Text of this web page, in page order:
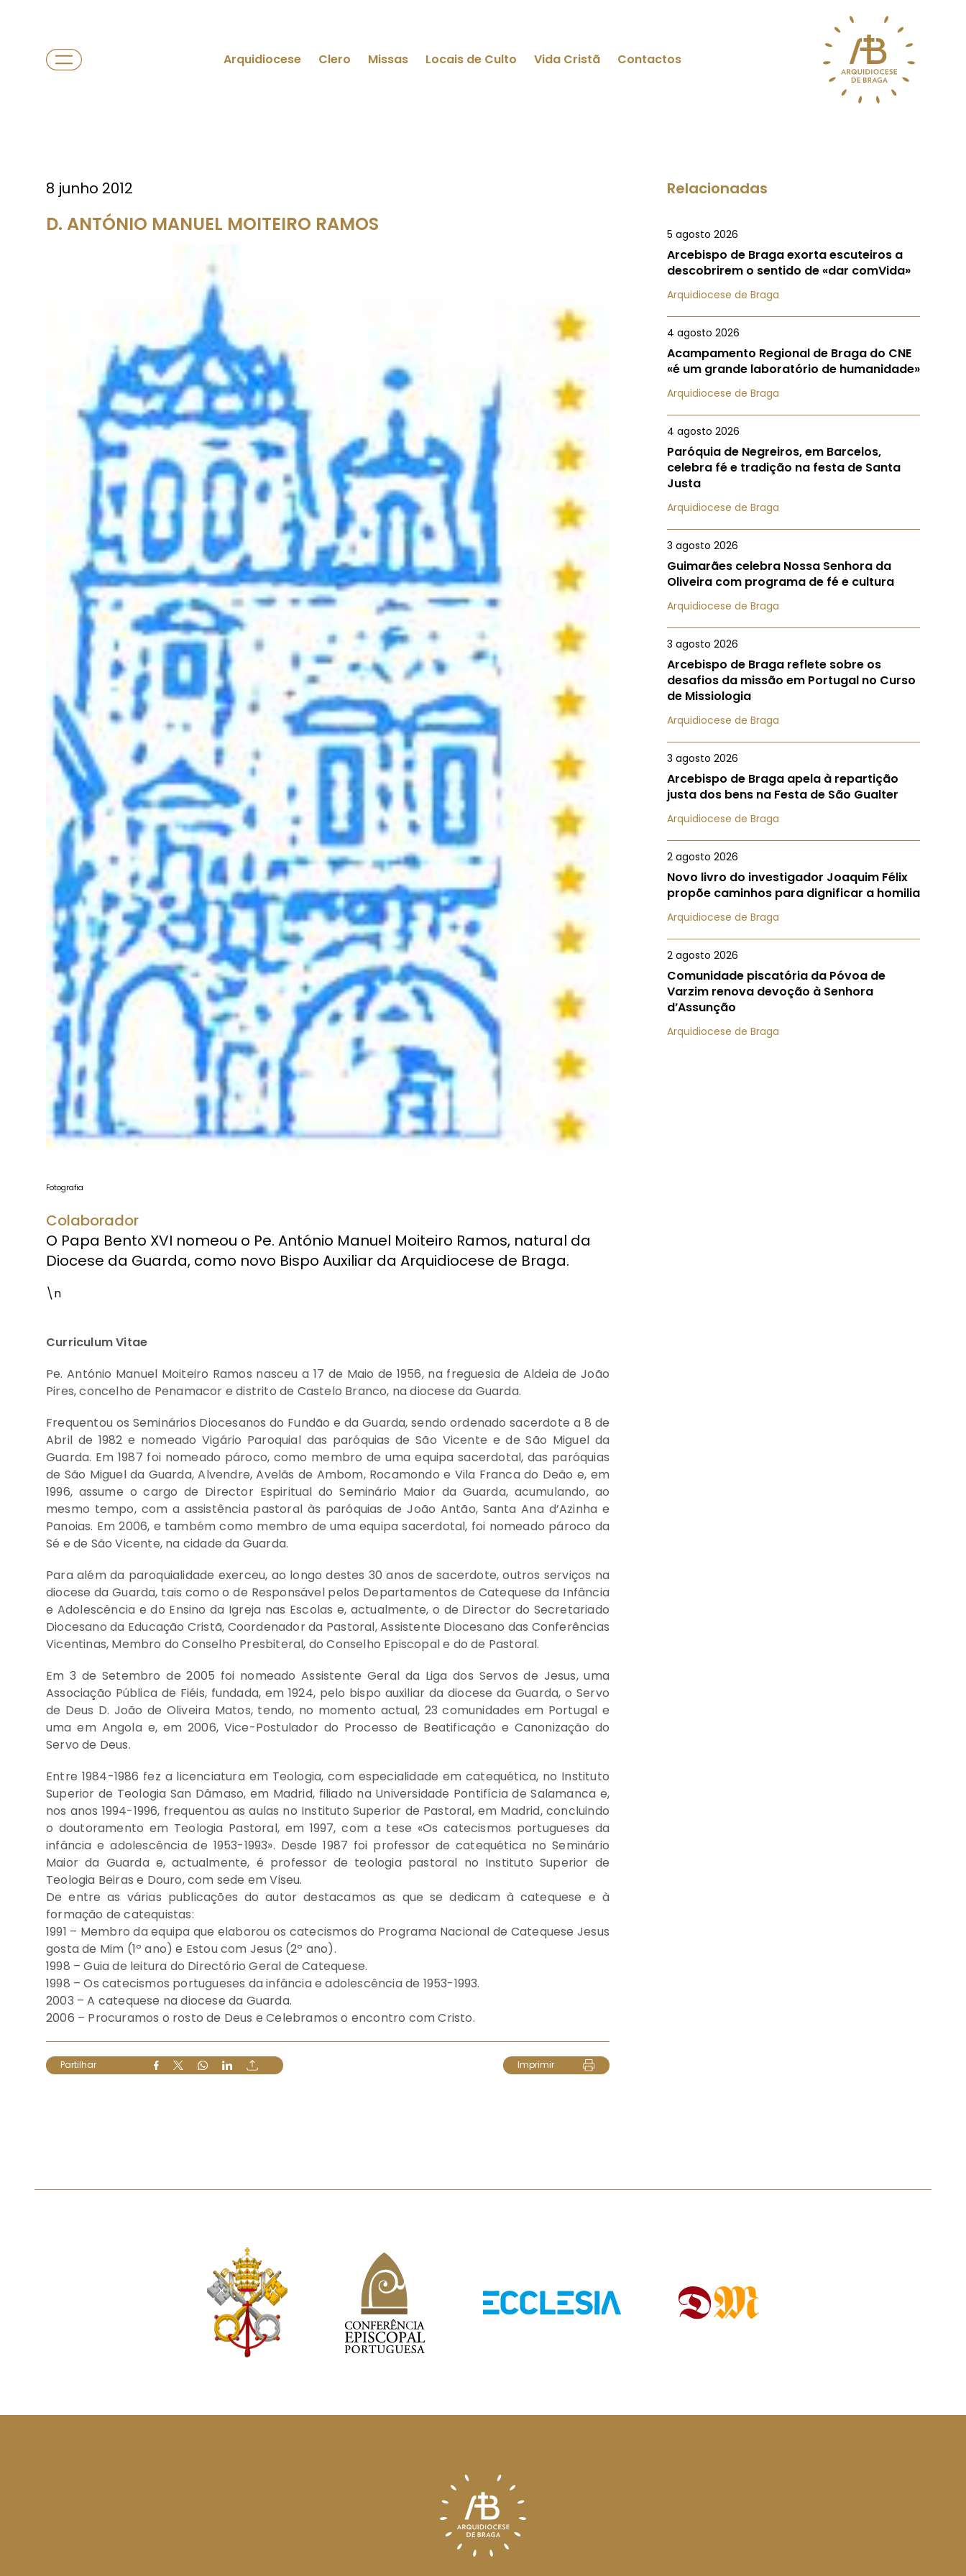
Arquidiocese Clero Missas Locais de Culto Vida Cristã Contactos
8 junho 2012
D. ANTÓNIO MANUEL MOITEIRO RAMOS
Fotografia
Colaborador
O Papa Bento XVI nomeou o Pe. António Manuel Moiteiro Ramos, natural da
Diocese da Guarda, como novo Bispo Auxiliar da Arquidiocese de Braga.
\n
Curriculum Vitae
Pe. António Manuel Moiteiro Ramos nasceu a 17 de Maio de 1956, na freguesia de Aldeia de João
Pires, concelho de Penamacor e distrito de Castelo Branco, na diocese da Guarda.
Frequentou os Seminários Diocesanos do Fundão e da Guarda, sendo ordenado sacerdote a 8 de
Abril de 1982 e nomeado Vigário Paroquial das paróquias de São Vicente e de São Miguel da
Guarda. Em 1987 foi nomeado pároco, como membro de uma equipa sacerdotal, das paróquias
de São Miguel da Guarda, Alvendre, Avelãs de Ambom, Rocamondo e Vila Franca do Deão e, em
1996, assume o cargo de Director Espiritual do Seminário Maior da Guarda, acumulando, ao
mesmo tempo, com a assistência pastoral às paróquias de João Antão, Santa Ana d’Azinha e
Panoias. Em 2006, e também como membro de uma equipa sacerdotal, foi nomeado pároco da
Sé e de São Vicente, na cidade da Guarda.
Para além da paroquialidade exerceu, ao longo destes 30 anos de sacerdote, outros serviços na
diocese da Guarda, tais como o de Responsável pelos Departamentos de Catequese da Infância
e Adolescência e do Ensino da Igreja nas Escolas e, actualmente, o de Director do Secretariado
Diocesano da Educação Cristã, Coordenador da Pastoral, Assistente Diocesano das Conferências
Vicentinas, Membro do Conselho Presbiteral, do Conselho Episcopal e do de Pastoral.
Em 3 de Setembro de 2005 foi nomeado Assistente Geral da Liga dos Servos de Jesus, uma
Associação Pública de Fiéis, fundada, em 1924, pelo bispo auxiliar da diocese da Guarda, o Servo
de Deus D. João de Oliveira Matos, tendo, no momento actual, 23 comunidades em Portugal e
uma em Angola e, em 2006, Vice-Postulador do Processo de Beatificação e Canonização do
Servo de Deus.
Entre 1984-1986 fez a licenciatura em Teologia, com especialidade em catequética, no Instituto
Superior de Teologia San Dâmaso, em Madrid, filiado na Universidade Pontifícia de Salamanca e,
nos anos 1994-1996, frequentou as aulas no Instituto Superior de Pastoral, em Madrid, concluindo
o doutoramento em Teologia Pastoral, em 1997, com a tese «Os catecismos portugueses da
infância e adolescência de 1953-1993». Desde 1987 foi professor de catequética no Seminário
Maior da Guarda e, actualmente, é professor de teologia pastoral no Instituto Superior de
Teologia Beiras e Douro, com sede em Viseu.
De entre as várias publicações do autor destacamos as que se dedicam à catequese e à
formação de catequistas:
1991 – Membro da equipa que elaborou os catecismos do Programa Nacional de Catequese Jesus
gosta de Mim (1º ano) e Estou com Jesus (2º ano).
1998 – Guia de leitura do Directório Geral de Catequese.
1998 – Os catecismos portugueses da infância e adolescência de 1953-1993.
2003 – A catequese na diocese da Guarda.
2006 – Procuramos o rosto de Deus e Celebramos o encontro com Cristo.
Partilhar Imprimir
Relacionadas
5 agosto 2026
Arcebispo de Braga exorta escuteiros a
descobrirem o sentido de «dar comVida»
Arquidiocese de Braga
4 agosto 2026
Acampamento Regional de Braga do CNE
«é um grande laboratório de humanidade»
Arquidiocese de Braga
4 agosto 2026
Paróquia de Negreiros, em Barcelos,
celebra fé e tradição na festa de Santa
Justa
Arquidiocese de Braga
3 agosto 2026
Guimarães celebra Nossa Senhora da
Oliveira com programa de fé e cultura
Arquidiocese de Braga
3 agosto 2026
Arcebispo de Braga reflete sobre os
desafios da missão em Portugal no Curso
de Missiologia
Arquidiocese de Braga
3 agosto 2026
Arcebispo de Braga apela à repartição
justa dos bens na Festa de São Gualter
Arquidiocese de Braga
2 agosto 2026
Novo livro do investigador Joaquim Félix
propõe caminhos para dignificar a homilia
Arquidiocese de Braga
2 agosto 2026
Comunidade piscatória da Póvoa de
Varzim renova devoção à Senhora
d’Assunção
Arquidiocese de Braga